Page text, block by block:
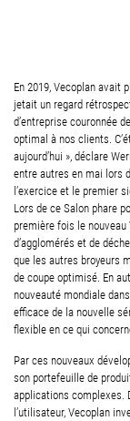
En 2019, Vecoplan avait
jetait un regard
d’entreprise couronnée
optimal à nos clients.
aujourd’hui », déclare
entre autres en mai lors
l’exercice et le premier
Lors de ce Salon phare
première fois le nouveau
d’agglomérés et de
que les autres broyeurs
de coupe optimisé. En
nouveauté mondiale
efficace de la nouvelle
flexible en ce qui
Par ces nouveaux
son portefeuille de
applications complexes.
l’utilisateur, Vecoplan